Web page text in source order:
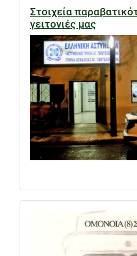
Στοιχεία
γειτονιές μας